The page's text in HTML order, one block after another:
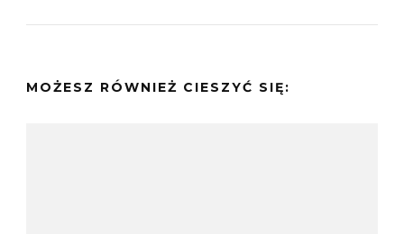
MOŻESZ RÓWNIEŻ CIESZYĆ SIĘ: